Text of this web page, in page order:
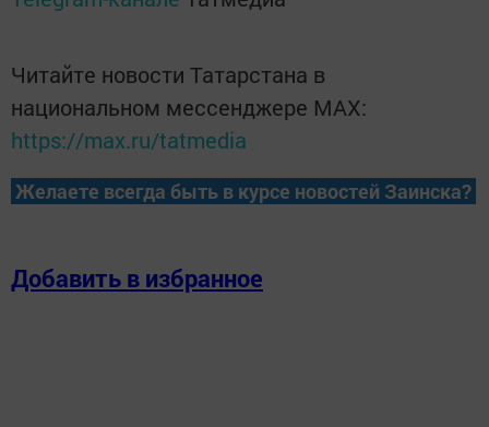
Читайте новости Татарстана в
национальном мессенджере MАХ:
https://max.ru/tatmedia
Желаете всегда быть в курсе новостей Заинска?
Добавить в избранное